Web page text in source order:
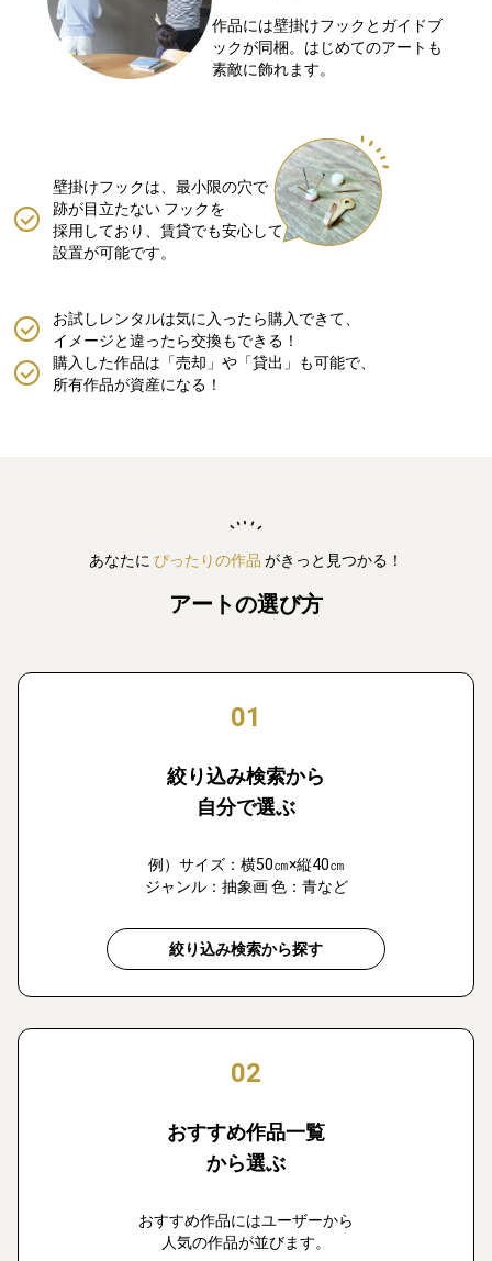
作品には壁掛けフックとガイドブ
ックが同梱。はじめてのアートも
素敵に飾れます。
壁掛けフックは、最小限の穴で
跡が目立たない フックを
採用しており、賃貸でも安心して
設置が可能です。
購入した作品は「売却」や「貸出」も可能で、
所有作品が資産になる！
お試しレンタルは気に入ったら購入できて、
イメージと違ったら交換もできる！
あなたに ぴったりの作品 がきっと見つかる！
アートの選び方
01
絞り込み検索から
自分で選ぶ
例）サイズ：横50㎝×縦40㎝
ジャンル：抽象画 色：青など
絞り込み検索から探す
02
おすすめ作品一覧
から選ぶ
おすすめ作品にはユーザーから
人気の作品が並びます。